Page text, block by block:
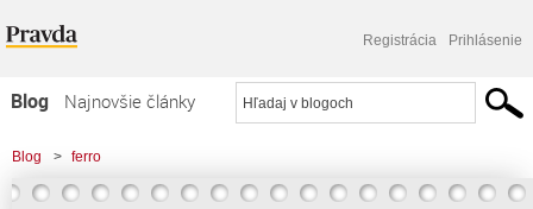
Registrácia Prihlásenie
Blog
Najnovšie články
Najčítanejšie články
Najkomentovanejšie články
Blog > ferro
> Prečo média tzv. „hlavného prúdu“ tak mediálne prskajú, keď sa nič